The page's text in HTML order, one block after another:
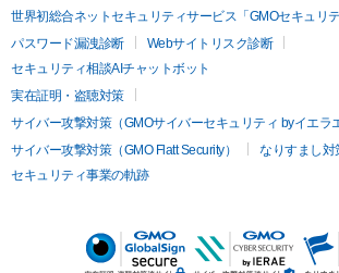
世界初総合ネットセキュリティサービス「GMOセキュリテ
パスワード漏洩診断
Webサイトリスク診断
セキュリティ相談AIチャットボット
実在証明・盗聴対策
サイバー攻撃対策（GMOサイバーセキュリティ byイエラ
サイバー攻撃対策（GMO Flatt Security）
なりすまし対
セキュリティ事業の軌跡